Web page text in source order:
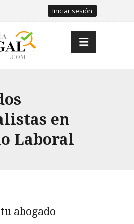
Iniciar sesión
en
Laboral
abogado